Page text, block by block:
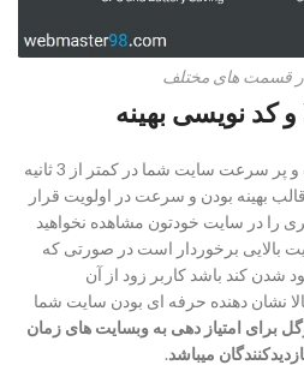
در قسمت های مختلف
کد نویسی بهینه
در صورت انتخاب هاست مناسب و پر سرعت سایت شما در کمتر از 3 ثانیه
بهینه بودن و سرعت در اولویت قرار
را در سایت خودتون مشاهده نخواهید
بالایی برخوردار است در صورتی که
شدن کند باشد کاربر زود از آن
نشان دهنده حرفه ای بودن سایت شما
برای امتیاز دهی به وبسایت های زمان
میباشد.